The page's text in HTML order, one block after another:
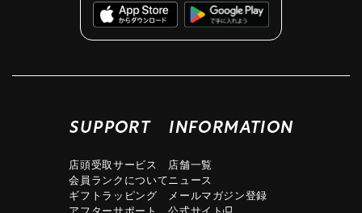
SUPPORT
店頭受取サービス
会員ランクについて
ギフトラッピング
INFORMATION
店舗一覧
ニュース
メールマガジン登録